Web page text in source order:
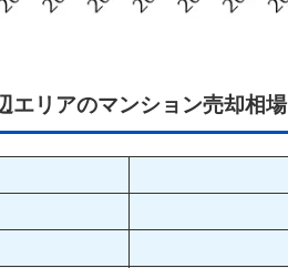
エリアのマンション売却相場